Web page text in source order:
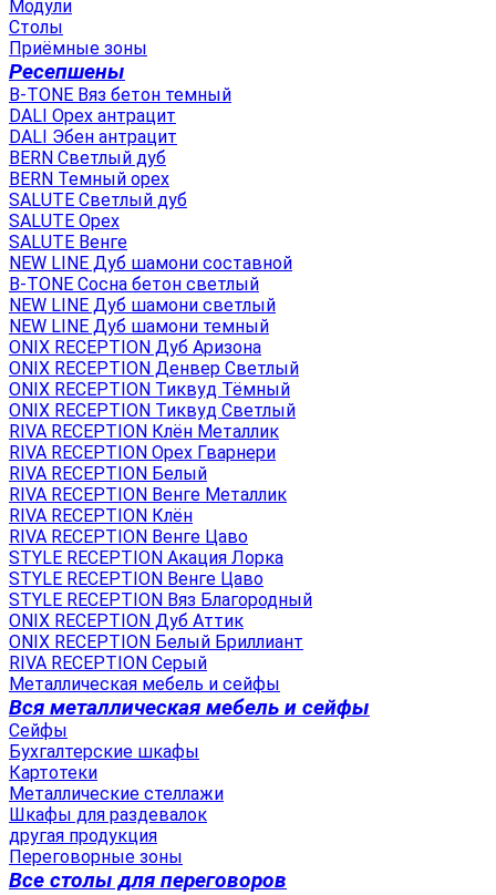
Модули
Столы
Приёмные зоны
Ресепшены
B-TONE Вяз бетон темный
DALI Орех антрацит
DALI Эбен антрацит
BERN Светлый дуб
BERN Темный орех
SALUTE Светлый дуб
SALUTE Орех
SALUTE Венге
NEW LINE Дуб шамони составной
B-TONE Сосна бетон светлый
NEW LINE Дуб шамони светлый
NEW LINE Дуб шамони темный
ONIX RECEPTION Дуб Аризона
ONIX RECEPTION Денвер Светлый
ONIX RECEPTION Тиквуд Тёмный
ONIX RECEPTION Тиквуд Светлый
RIVA RECEPTION Клён Металлик
RIVA RECEPTION Орех Гварнери
RIVA RECEPTION Белый
RIVA RECEPTION Венге Металлик
RIVA RECEPTION Клён
RIVA RECEPTION Венге Цаво
STYLE RECEPTION Акация Лорка
STYLE RECEPTION Венге Цаво
STYLE RECEPTION Вяз Благородный
ONIX RECEPTION Дуб Аттик
ONIX RECEPTION Белый Бриллиант
RIVA RECEPTION Серый
Металлическая мебель и сейфы
Вся металлическая мебель и сейфы
Сейфы
Бухгалтерские шкафы
Картотеки
Металлические стеллажи
Шкафы для раздевалок
другая продукция
Переговорные зоны
Все столы для переговоров